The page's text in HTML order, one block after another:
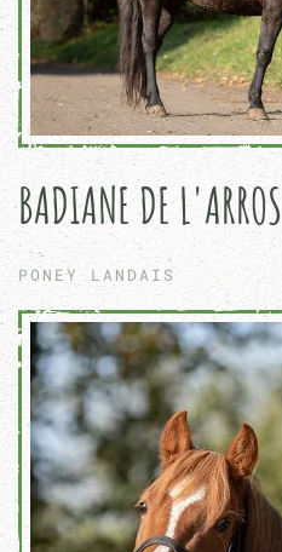
BADIANE DE L'ARROS
PONEY LANDAIS